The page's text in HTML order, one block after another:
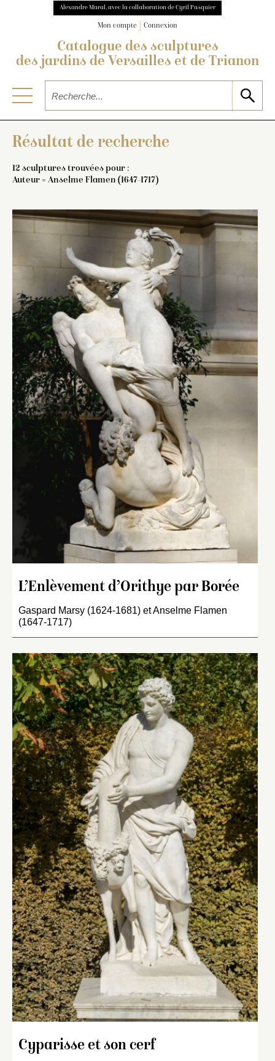
Alexandre Maral, avec la collaboration de Cyril Pasquier
Mon compte Connexion
Catalogue des sculptures
des jardins de Versailles et de Trianon
Résultat de recherche
12 sculptures trouvées pour :
Auteur = Anselme Flamen (1647-1717)
L’Enlèvement d’Orithye par Borée
Gaspard Marsy (1624-1681) et Anselme Flamen
(1647-1717)
Cyparisse et son cerf